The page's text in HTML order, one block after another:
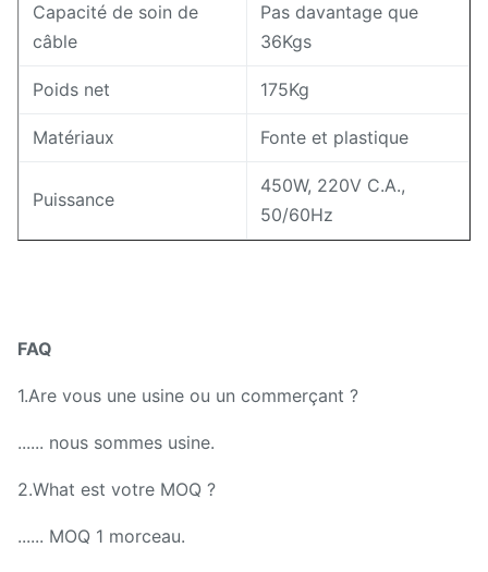
Capacité de soin de
câble
Pas davantage que
36Kgs
Poids net 175Kg
Matériaux Fonte et plastique
Puissance
450W, 220V C.A.,
50/60Hz
FAQ
1.Are vous une usine ou un commerçant ?
...... nous sommes usine.
2.What est votre MOQ ?
...... MOQ 1 morceau.